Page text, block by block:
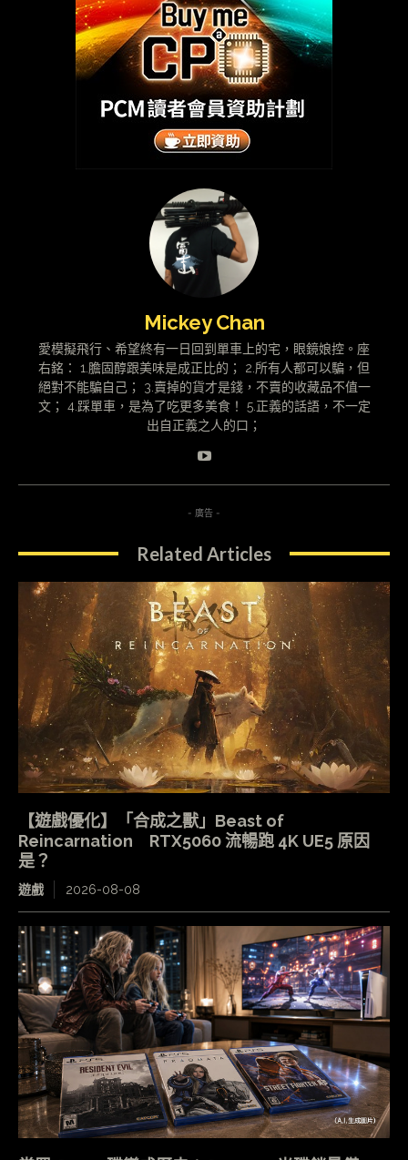
Mickey Chan
愛模擬飛行、希望終有一日回到單車上的宅，眼鏡娘控。座
右銘： 1.膽固醇跟美味是成正比的； 2.所有人都可以騙，但
絕對不能騙自己； 3.賣掉的貨才是錢，不賣的收藏品不值一
文； 4.踩單車，是為了吃更多美食！ 5.正義的話語，不一定
出自正義之人的口；
- 廣告 -
Related Articles
【遊戲優化】「合成之獸」Beast of
Reincarnation RTX5060 流暢跑 4K UE5 原因
是？
遊戲 2026-08-08